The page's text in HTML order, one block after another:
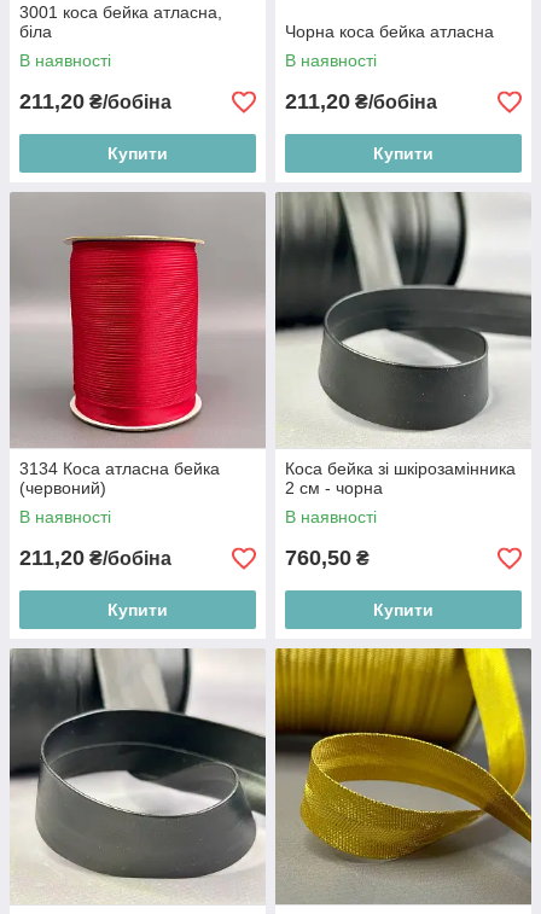
3001 коса бейка атласна,
біла
В наявності
211,20 ₴/бобіна
Купити
Чорна коса бейка атласна
В наявності
211,20 ₴/бобіна
Купити
3134 Коса атласна бейка
(червоний)
В наявності
211,20 ₴/бобіна
Купити
Коса бейка зі шкірозамінника
2 см - чорна
В наявності
760,50 ₴
Купити